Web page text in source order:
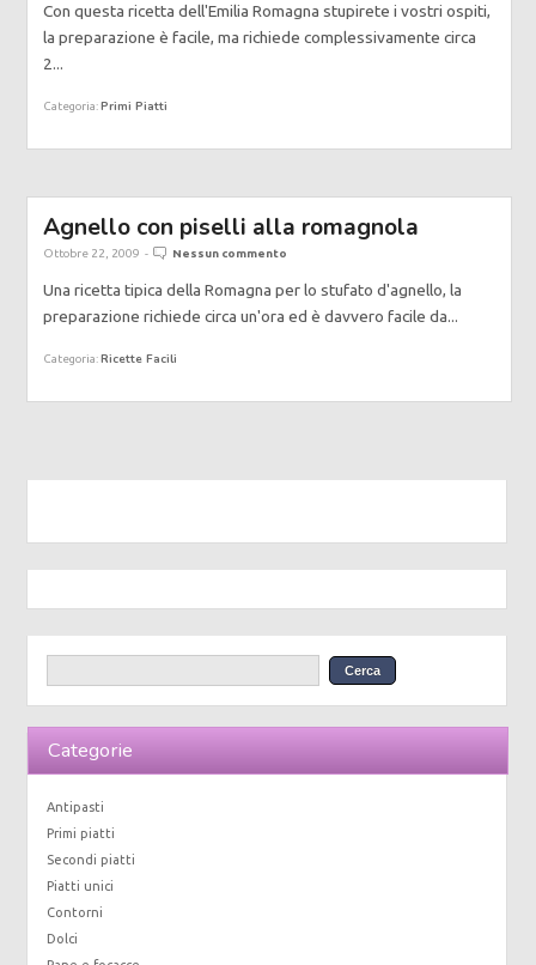
Con questa ricetta dell'Emilia Romagna stupirete i vostri ospiti,
la preparazione è facile, ma richiede complessivamente circa
2...
Categoria:Primi Piatti
Agnello con piselli alla romagnola
Ottobre 22, 2009 - Nessun commento
Una ricetta tipica della Romagna per lo stufato d'agnello, la
preparazione richiede circa un'ora ed è davvero facile da...
Categoria:Ricette Facili
Categorie
Antipasti
Primi piatti
Secondi piatti
Piatti unici
Contorni
Dolci